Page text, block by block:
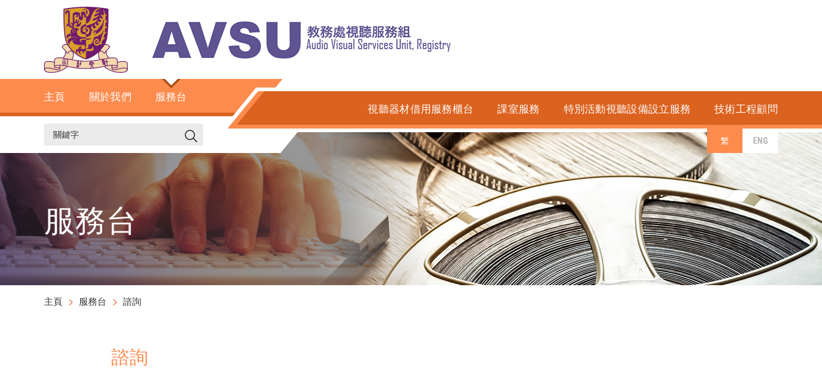
主頁 關於我們 服務台
繁 ENG
視聽器材借用服務櫃台 課室服務 特別活動視聽設備設立服務 技術工程顧問
服務台
主頁 服務台 諮詢
諮詢